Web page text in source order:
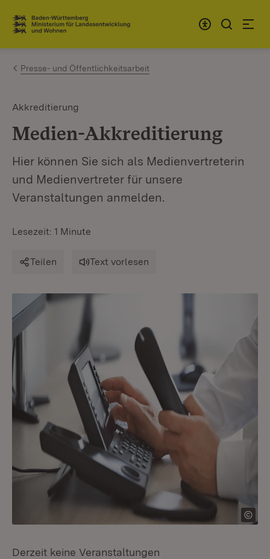
Zum Inhalt springen
Link zur Startseite
Presse- und Öffentlichkeitsarbeit
Akkreditierung
Medien-Akkreditierung
Hier können Sie sich als Medienvertreterin
und Medienvertreter für unsere
Veranstaltungen anmelden.
Lesezeit: 1 Minute
Teilen Text vorlesen
Derzeit keine Veranstaltungen